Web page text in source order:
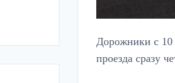
Дорожники с 10
проезда сразу